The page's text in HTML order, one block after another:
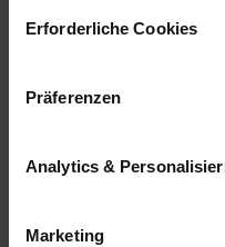
Erforderliche Cookies
Präferenzen
Analytics &
Marketing
Perméabilité à